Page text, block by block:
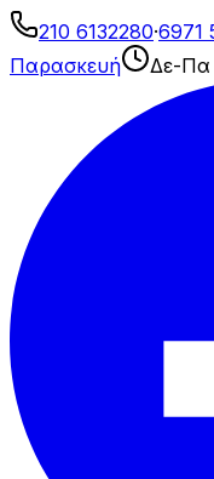
210 6132280·6971
Παρασκευή
Δε-Πα